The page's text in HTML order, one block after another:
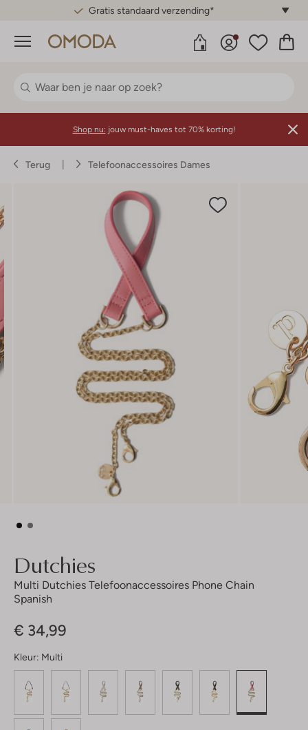
Gratis standaard verzending*
Menu
Shop nu: jouw must-haves tot 70% korting!
Terug Telefoonaccessoires Dames
Dutchies
Multi Dutchies Telefoonaccessoires Phone Chain
Spanish
€ 34,99
Kleur: Multi